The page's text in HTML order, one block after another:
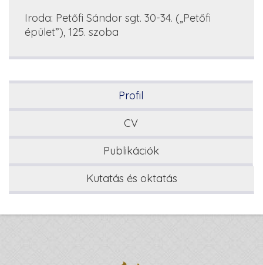
Iroda: Petőfi Sándor sgt. 30-34. („Petőfi
épület”), 125. szoba
Profil
CV
Publikációk
Kutatás és oktatás